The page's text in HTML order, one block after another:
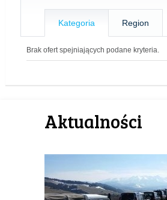
Kategoria Region
Brak ofert spejniających podane kryteria.
Aktualności